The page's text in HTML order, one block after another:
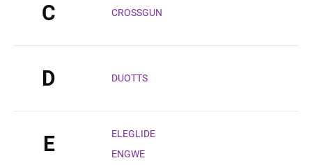
C CROSSGUN
D DUOTTS
E
ELEGLIDE
ENGWE